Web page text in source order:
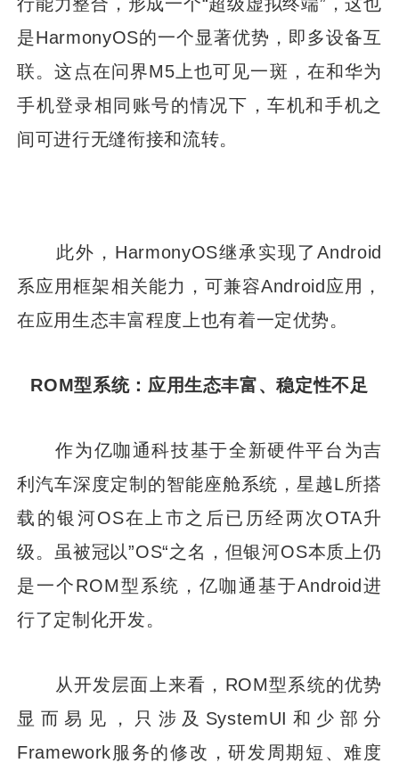
是HarmonyOS的一个显著优势，即多设备互
联。这点在问界M5上也可见一斑，在和华为
手机登录相同账号的情况下，车机和手机之
间可进行无缝衔接和流转。
此外，HarmonyOS继承实现了Android
系应用框架相关能力，可兼容Android应用，
在应用生态丰富程度上也有着一定优势。
ROM型系统：应用生态丰富、稳定性不足
作为亿咖通科技基于全新硬件平台为吉
利汽车深度定制的智能座舱系统，星越L所搭
载的银河OS在上市之后已历经两次OTA升
级。虽被冠以”OS“之名，但银河OS本质上仍
是一个ROM型系统，亿咖通基于Android进
行了定制化开发。
从开发层面上来看，ROM型系统的优势
显而易见，只涉及SystemUI和少部分
Framework服务的修改，研发周期短、难度